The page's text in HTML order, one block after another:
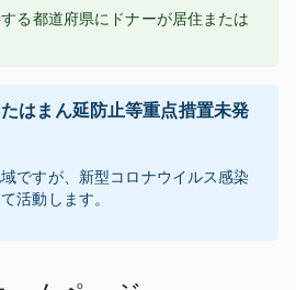
る都道府県にドナーが居住または
はまん延防止等重点措置未発
ですが、新型コロナウイルス感染
活動します。